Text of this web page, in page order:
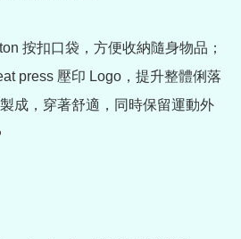
按扣口袋，方便收納隨身物品；
press 壓印 Logo，提升整體俐落
成，穿著舒適，同時保留運動外